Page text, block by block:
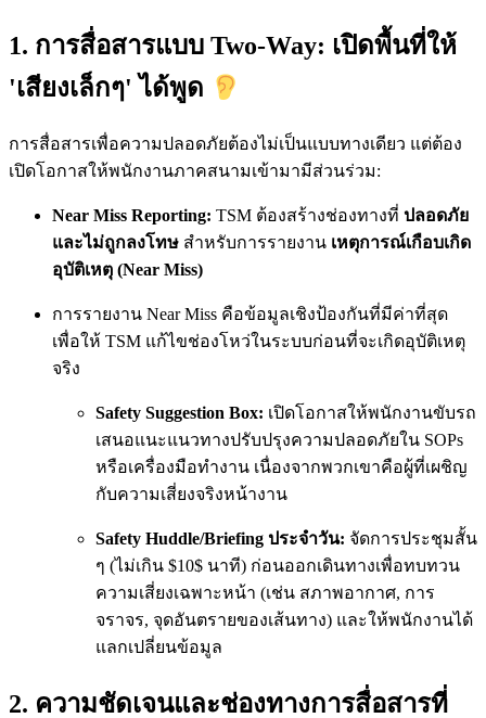
1. การสื่อสารแบบ Two-Way: เปิดพื้นที่ให้
'เสียงเล็กๆ' ได้พูด
การสื่อสารเพื่อความปลอดภัยต้องไม่เป็นแบบทางเดียว แต่ต้อง
เปิดโอกาสให้พนักงานภาคสนามเข้ามามีส่วนร่วม:
Near Miss Reporting: TSM ต้องสร้างช่องทางที่ ปลอดภัย
และไม่ถูกลงโทษ สำหรับการรายงาน เหตุการณ์เกือบเกิด
อุบัติเหตุ (Near Miss)
การรายงาน Near Miss คือข้อมูลเชิงป้องกันที่มีค่าที่สุด
เพื่อให้ TSM แก้ไขช่องโหว่ในระบบก่อนที่จะเกิดอุบัติเหตุ
จริง
Safety Suggestion Box: เปิดโอกาสให้พนักงานขับรถ
เสนอแนะแนวทางปรับปรุงความปลอดภัยใน SOPs
หรือเครื่องมือทำงาน เนื่องจากพวกเขาคือผู้ที่เผชิญ
กับความเสี่ยงจริงหน้างาน
Safety Huddle/Briefing ประจำวัน: จัดการประชุมสั้น
ๆ (ไม่เกิน $10$ นาที) ก่อนออกเดินทางเพื่อทบทวน
ความเสี่ยงเฉพาะหน้า (เช่น สภาพอากาศ, การ
จราจร, จุดอันตรายของเส้นทาง) และให้พนักงานได้
แลกเปลี่ยนข้อมูล
2. ความชัดเจนและช่องทางการสื่อสารที่